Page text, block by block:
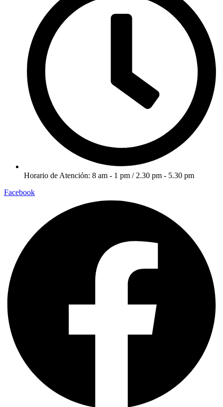
Horario de Atención: 8 am - 1 pm / 2.30 pm - 5.30 pm
Facebook